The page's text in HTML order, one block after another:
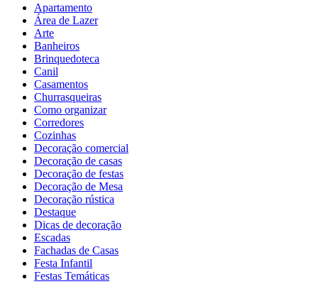
Apartamento
Área de Lazer
Arte
Banheiros
Brinquedoteca
Canil
Casamentos
Churrasqueiras
Como organizar
Corredores
Cozinhas
Decoração comercial
Decoração de casas
Decoração de festas
Decoração de Mesa
Decoração rústica
Destaque
Dicas de decoração
Escadas
Fachadas de Casas
Festa Infantil
Festas Temáticas